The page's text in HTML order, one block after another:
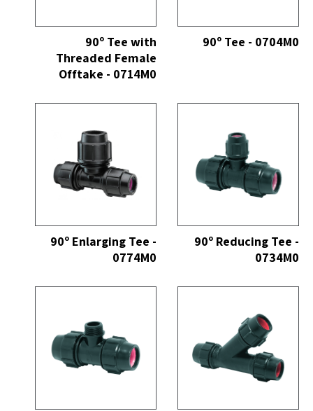
90º Tee - 0704M0
90º Tee with
Threaded Female
Offtake - 0714M0
90º Reducing Tee -
0734M0
90º Enlarging Tee -
0774M0